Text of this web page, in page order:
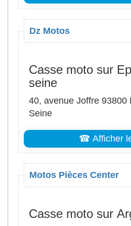
Dz Motos
Casse moto sur
seine
40, avenue Joffre 93800
Seine
☎ Afficher
Motos Pièces Center
Casse moto sur